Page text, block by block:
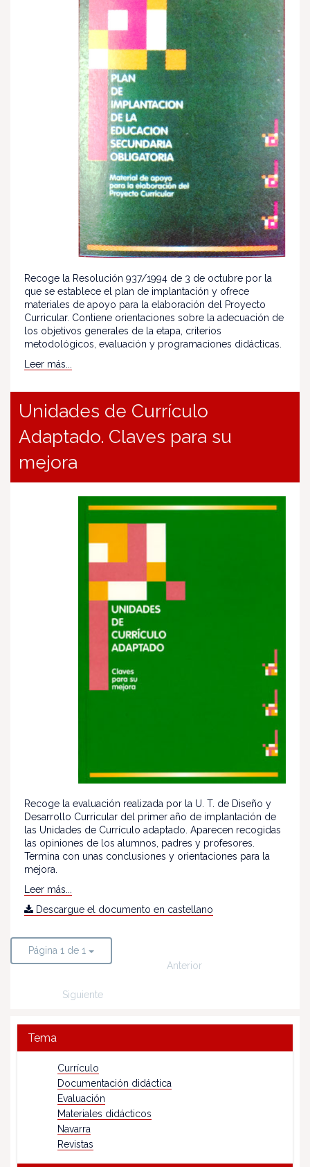
Recoge la Resolución 937/1994 de 3 de octubre por la
que se establece el plan de implantación y ofrece
materiales de apoyo para la elaboración del Proyecto
Curricular. Contiene orientaciones sobre la adecuación de
los objetivos generales de la etapa, criterios
metodológicos, evaluación y programaciones didácticas.
Leer más...
Unidades de Currículo
Adaptado. Claves para su
mejora
Recoge la evaluación realizada por la U. T. de Diseño y
Desarrollo Curricular del primer año de implantación de
las Unidades de Currículo adaptado. Aparecen recogidas
las opiniones de los alumnos, padres y profesores.
Termina con unas conclusiones y orientaciones para la
mejora.
Leer más...
Descargue el documento en castellano
Página 1 de 1
Anterior
Siguiente
Tema
Currículo
Documentación didáctica
Evaluación
Materiales didácticos
Navarra
Revistas